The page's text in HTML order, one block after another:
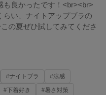
も良かったです！<br><br>
い、ナイトアップブラの
の夏ぜひ試してみてくださ
#ナイトブラ
#涼感
#下着好き #暑さ対策